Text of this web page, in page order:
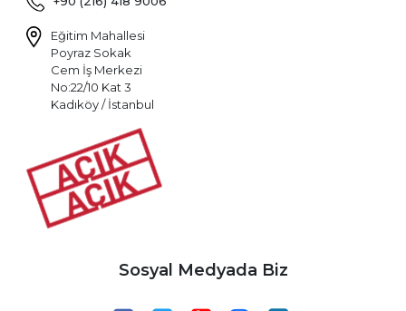
Eğitim Mahallesi
Poyraz Sokak
Cem İş Merkezi
No:22/10 Kat 3
Kadıköy / İstanbul
Sosyal Medyada Biz